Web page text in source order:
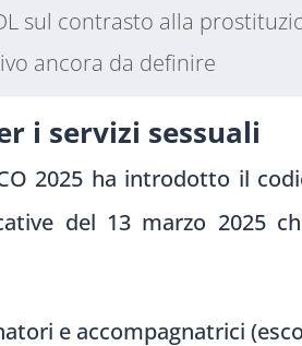
sul contrasto alla
ancora da definire
i servizi sessuali
2025 ha introdotto il
del 13 marzo 2025
e accompagnatrici